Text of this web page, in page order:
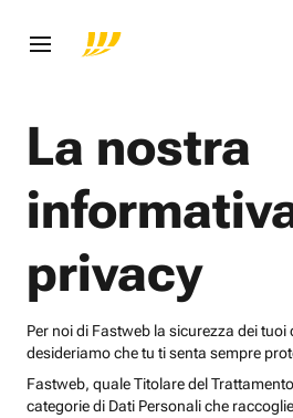
La nostra
privacy
Per noi di Fastweb la sicurezza dei tuoi
desideriamo che tu ti senta sempre
Fastweb, quale Titolare del
categorie di Dati Personali che